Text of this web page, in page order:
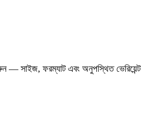
— সাইজ, ফরম্যাট এবং অনুপস্থিত ভেরিয়েন্ট